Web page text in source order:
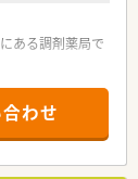
ある調剤薬局で
ァが3つほどあ
薬局です。
わせ